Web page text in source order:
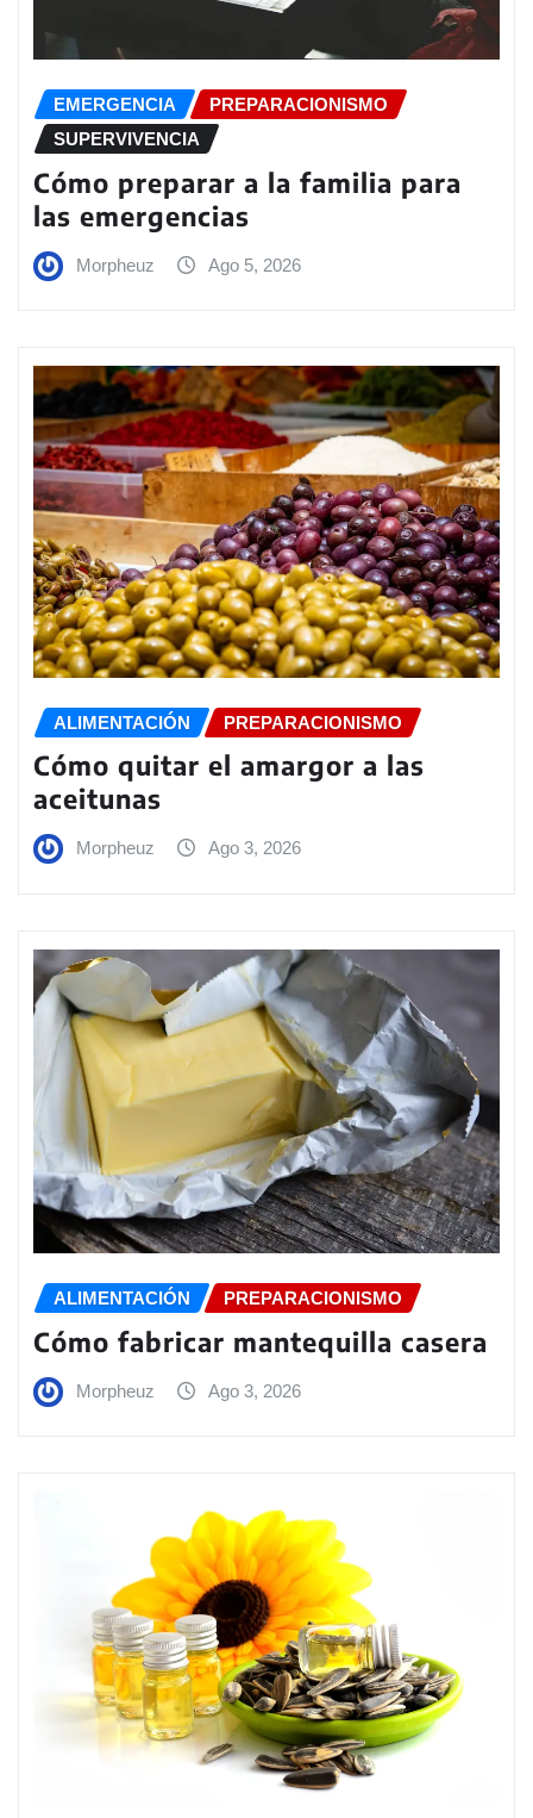
EMERGENCIA
PREPARACIONISMO
SUPERVIVENCIA
Cómo preparar a la familia para
las emergencias
Morpheuz Ago 5, 2026
ALIMENTACIÓN PREPARACIONISMO
Cómo quitar el amargor a las
aceitunas
Morpheuz Ago 3, 2026
ALIMENTACIÓN PREPARACIONISMO
Cómo fabricar mantequilla casera
Morpheuz Ago 3, 2026